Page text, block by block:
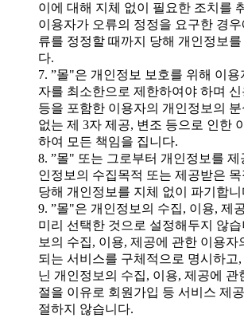
이에 대해 지체 없이 필요한 조치를
이용자가 오류의 정정을 요구한 경
류를 정정할 때까지 당해 개인정보를
다.
7. ”몰"은 개인정보 보호를 위해 이용
자를 최소한으로 제한하여야 하며
등을 포함한 이용자의 개인정보의 분
없는 제 3자 제공, 변조 등으로 인한
하여 모든 책임을 집니다.
8. ”몰" 또는 그로부터 개인정보를 제
인정보의 수집목적 또는 제공받은
당해 개인정보를 지체 없이 파기합니
9. ”몰"은 개인정보의 수집, 이용, 제
미리 선택한 것으로 설정해두지 않
보의 수집, 이용, 제공에 관한 이용
되는 서비스를 구체적으로 명시하고
닌 개인정보의 수집, 이용, 제공에 관
절을 이유로 회원가입 등 서비스 제
절하지 않습니다.